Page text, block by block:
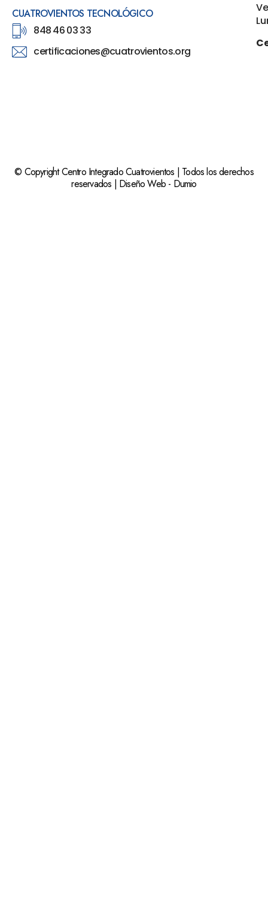
CUATROVIENTOS TECNOLÓGICO
848 46 03 33
certificaciones@cuatrovientos.org
© Copyright Centro Integrado Cuatrovientos | Todos los derechos
reservados | Diseño Web - Dumio